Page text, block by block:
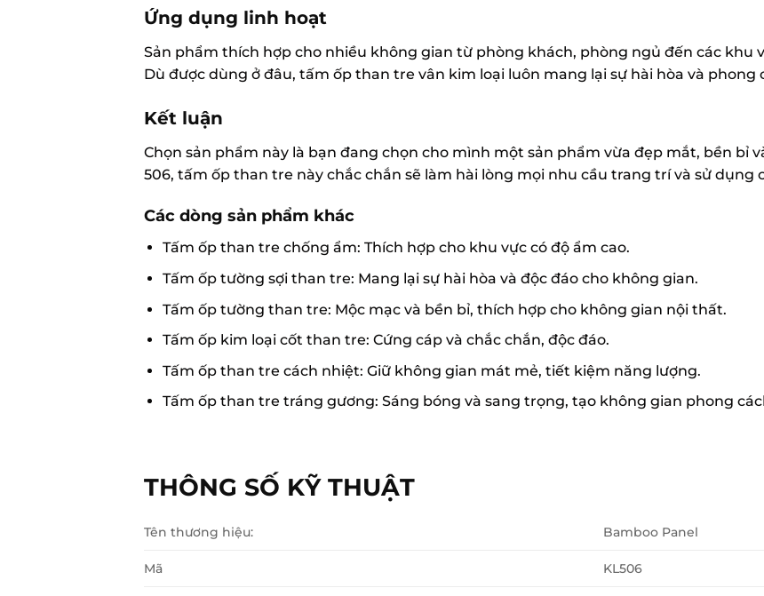
Ứng dụng linh hoạt
Sản phẩm thích hợp cho nhiều không gian từ phòng khách, phòng ngủ đến các khu
Dù được dùng ở đâu, tấm ốp than tre vân kim loại luôn mang lại sự hài hòa và phong
Kết luận
Chọn sản phẩm này là bạn đang chọn cho mình một sản phẩm vừa đẹp mắt, bền bỉ
506, tấm ốp than tre này chắc chắn sẽ làm hài lòng mọi nhu cầu trang trí và sử dụng
Các dòng sản phẩm khác
Tấm ốp than tre chống ẩm: Thích hợp cho khu vực có độ ẩm cao.
Tấm ốp tường sợi than tre: Mang lại sự hài hòa và độc đáo cho không gian.
Tấm ốp tường than tre: Mộc mạc và bền bỉ, thích hợp cho không gian nội thất.
Tấm ốp kim loại cốt than tre: Cứng cáp và chắc chắn, độc đáo.
Tấm ốp than tre cách nhiệt: Giữ không gian mát mẻ, tiết kiệm năng lượng.
Tấm ốp than tre tráng gương: Sáng bóng và sang trọng, tạo không gian phong
THÔNG SỐ KỸ THUẬT
Tên thương hiệu: Bamboo Panel
Mã KL506